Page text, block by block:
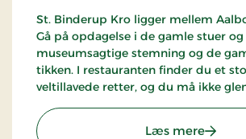
St. Binderup Kro ligger mellem
Gå på opdagelse i de gamle stuer
museumsagtige stemning og de
tikken. I restauranten finder du et
veltillavede retter, og du må ikke
Kromanden fortæller gerne om
Læs mere: St.